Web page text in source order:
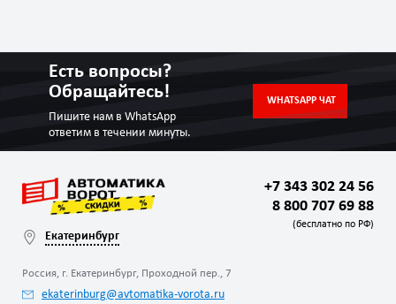
Есть вопросы?
Обращайтесь!
Пишите нам в WhatsApp
ответим в течении минуты.
WHATSAPP ЧАТ
Екатеринбург
Россия, г. Екатеринбург, Проходной пер., 7
ekaterinburg@avtomatika-vorota.ru
+7 343 302 24 56
8 800 707 69 88
(бесплатно по РФ)